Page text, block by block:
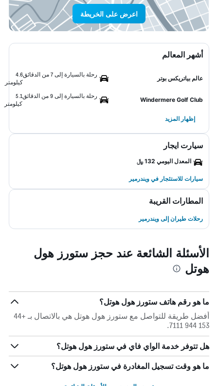
اعرض على الخريطة
أشهر المعالم
عالم بياتريكس بوتر
رحلة بالسيارة إلى 7 من الدقائق
4.6
كيلومتر
Windermere Golf Club
رحلة بالسيارة إلى 9 من الدقائق
5.1
كيلومتر
إظهار المزيد
سيارت ايجار
المعدل اليومي 132 ﷼
سيارات للاستئجار في ويندرمير
المطارات القريبة
رحلات طيران إلى ويندرمير
الأسئلة الشائعة عند حجز ستورز هول
هوتل
ما هو رقم هاتف ستورز هول هوتل؟
أفضل طريقة للتواصل مع ستورز هول هوتل هي بالاتصال بـ +44
153 944 7111.
هل تتوفر خدمة الواي فاي في ستورز هول هوتل؟
ما هو وقت تسجيل المغادرة في ستورز هول هوتل؟